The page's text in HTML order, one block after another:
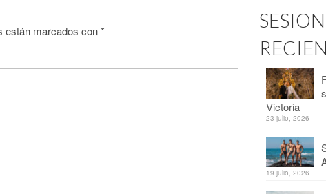
están marcados con*
Victoria
23 julio, 2026
19 julio, 2026